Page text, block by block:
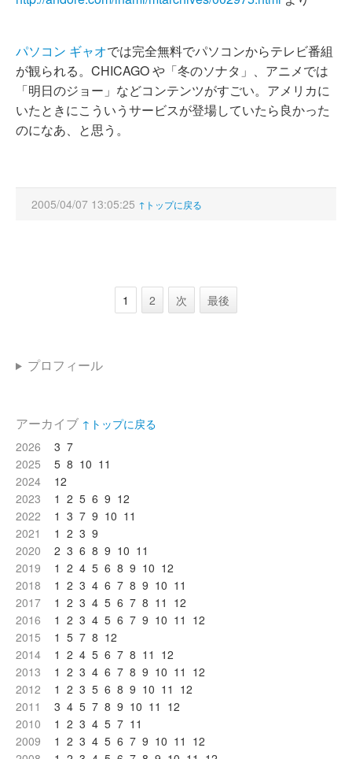
パソコン ギャオでは完全無料でパソコンからテレビ番組
が観られる。CHICAGO や「冬のソナタ」、アニメでは
「明日のジョー」などコンテンツがすごい。アメリカに
いたときにこういうサービスが登場していたら良かった
のになあ、と思う。
2005/04/07 13:05:25 ↑トップに戻る
1 2 次 最後
プロフィール
アーカイブ ↑トップに戻る
2026
3 7
2025
5 8 10 11
2024
12
2023
1 2 5 6 9 12
2022
1 3 7 9 10 11
2021
1 2 3 9
2020
2 3 6 8 9 10 11
2019
1 2 4 5 6 8 9 10 12
2018
1 2 3 4 6 7 8 9 10 11
2017
1 2 3 4 5 6 7 8 11 12
2016
1 2 3 4 5 6 7 9 10 11 12
2015
1 5 7 8 12
2014
1 2 4 5 6 7 8 11 12
2013
1 2 3 4 6 7 8 9 10 11 12
2012
1 2 3 5 6 8 9 10 11 12
2011
3 4 5 7 8 9 10 11 12
2010
1 2 3 4 5 7 11
2009
1 2 3 4 5 6 7 9 10 11 12